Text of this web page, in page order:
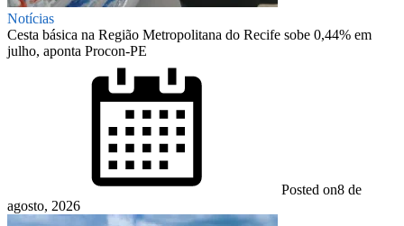
Notícias
Cesta básica na Região Metropolitana do Recife sobe 0,44% em
julho, aponta Procon-PE
Posted on8 de
agosto, 2026